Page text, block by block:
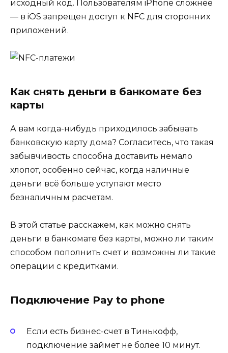
исходный код. Пользователям iPhone сложнее
— в iOS запрещен доступ к NFC для сторонних
приложений.
Как снять деньги в банкомате без
карты
А вам когда-нибудь приходилось забывать
банковскую карту дома? Согласитесь, что такая
забывчивость способна доставить немало
хлопот, особенно сейчас, когда наличные
деньги всё больше уступают место
безналичным расчетам.
В этой статье расскажем, как можно снять
деньги в банкомате без карты, можно ли таким
способом пополнить счет и возможны ли такие
операции с кредитками.
Подключение Pay to phone
Если есть бизнес-счет в Тинькофф,
подключение займет не более 10 минут.